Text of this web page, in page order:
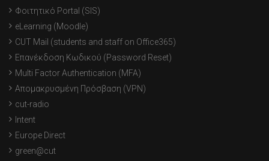
Φοιτητικό Portal (SIS)
eLearning (Moodle)
CUT Mail (students and staff on Office365)
Επανέκδοση Κωδικού (Password Reset)
Multi Factor Authentication (MFA)
Απομακρυσμένη Πρόσβαση (VPN)
cut-radio
Intent
Europe Direct
green@cut